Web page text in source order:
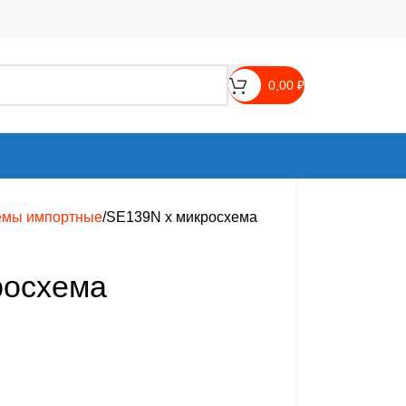
0,00 ₽
импортные SE139N х микросхема